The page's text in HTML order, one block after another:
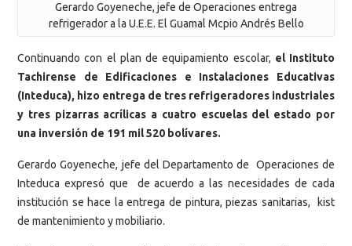
Gerardo Goyeneche, jefe de Operaciones entrega
refrigerador a la U.E.E. El Guamal Mcpio Andrés Bello
Continuando con el plan de equipamiento escolar, el Instituto
Tachirense de Edificaciones e Instalaciones Educativas
(Inteduca), hizo entrega de tres refrigeradores industriales
y tres pizarras acrílicas a cuatro escuelas del estado por
una inversión de 191 mil 520 bolívares.
Gerardo Goyeneche, jefe del Departamento de Operaciones de
Inteduca expresó que de acuerdo a las necesidades de cada
institución se hace la entrega de pintura, piezas sanitarias, kist
de mantenimiento y mobiliario.